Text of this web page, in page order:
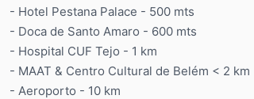
- Hotel Pestana Palace - 500 mts
- Doca de Santo Amaro - 600 mts
- Hospital CUF Tejo - 1 km
- MAAT & Centro Cultural de Belém < 2 km
- Aeroporto - 10 km